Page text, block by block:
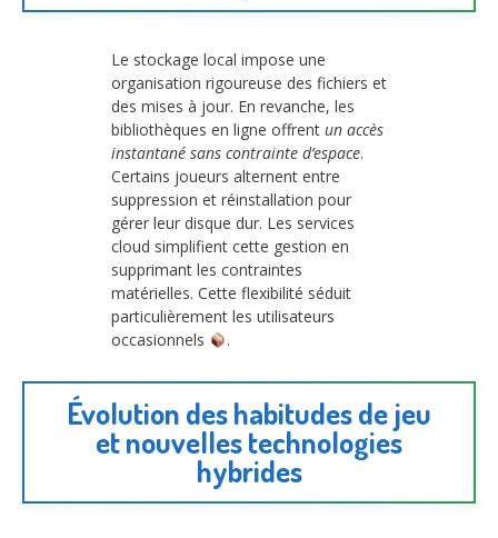
Le stockage local impose une
organisation rigoureuse des fichiers et
des mises à jour. En revanche, les
bibliothèques en ligne offrent un accès
instantané sans contrainte d’espace.
Certains joueurs alternent entre
suppression et réinstallation pour
gérer leur disque dur. Les services
cloud simplifient cette gestion en
supprimant les contraintes
matérielles. Cette flexibilité séduit
particulièrement les utilisateurs
occasionnels
.
Évolution des habitudes de jeu
et nouvelles technologies
hybrides